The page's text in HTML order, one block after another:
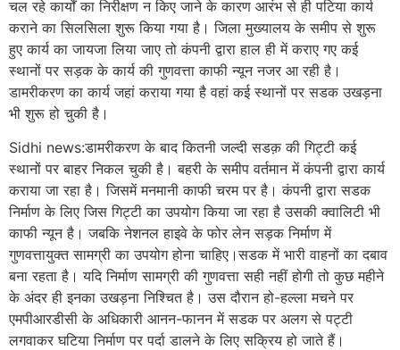
चल रहे कार्यों का निरीक्षण न किए जाने के कारण आरंभ से ही पटिया कार्य
कराने का सिलसिला शुरू किया गया है। जिला मुख्यालय के समीप से शुरू
हुए कार्य का जायजा लिया जाए तो कंपनी द्वारा हाल ही में कराए गए कई
स्थानों पर सड़क के कार्य की गुणवत्ता काफी न्यून नजर आ रही है।
डामरीकरण का कार्य जहां कराया गया है वहां कई स्थानों पर सडक उखड़ना
भी शुरू हो चुकी है।
Sidhi news:डामरीकरण के बाद कितनी जल्दी सडक़ की गिट्टी कई
स्थानों पर बाहर निकल चुकी है। बहरी के समीप वर्तमान में कंपनी द्वारा कार्य
कराया जा रहा है। जिसमें मनमानी काफी चरम पर है। कंपनी द्वारा सडक
निर्माण के लिए जिस गिट्टी का उपयोग किया जा रहा है उसकी क्वालिटी भी
काफी न्यून है। जबकि नेशनल हाइवे के फोर लेन सड़क निर्माण में
गुणवत्तायुक्त सामग्री का उपयोग होना चाहिए।सडक में भारी वाहनों का दबाव
बना रहता है। यदि निर्माण सामग्री की गुणवत्ता सही नहीं होगी तो कुछ महीने
के अंदर ही इनका उखड़ना निश्चित है। उस दौरान हो-हल्ला मचने पर
एमपीआरडीसी के अधिकारी आनन-फानन में सडक पर अलग से पट्टी
लगवाकर घटिया निर्माण पर पर्दा डालने के लिए सक्रिय हो जाते हैं।